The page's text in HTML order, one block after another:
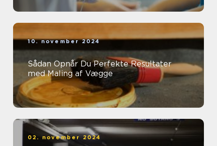
10. november 2024
Sådan Opnår Du Perfekte Resultater
med Maling af Vægge
02. november 2024